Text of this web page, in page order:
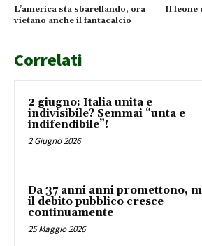
L’america sta sbarellando, ora
vietano anche il fantacalcio
Il leone
Correlati
2 giugno: Italia unita e
indivisibile? Semmai “unta e
indifendibile”!
2 Giugno 2026
Da 37 anni anni promettono,
il debito pubblico cresce
continuamente
25 Maggio 2026